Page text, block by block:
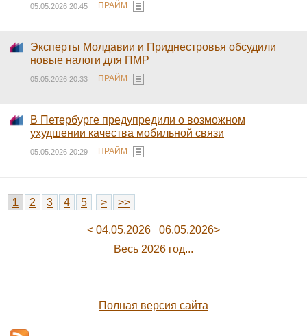
05.05.2026 20:45 ПРАЙМ
Эксперты Молдавии и Приднестровья обсудили
новые налоги для ПМР
05.05.2026 20:33 ПРАЙМ
В Петербурге предупредили о возможном
ухудшении качества мобильной связи
05.05.2026 20:29 ПРАЙМ
1 2 3 4 5 > >>
< 04.05.2026
06.05.2026>
Весь 2026 год...
Полная версия сайта